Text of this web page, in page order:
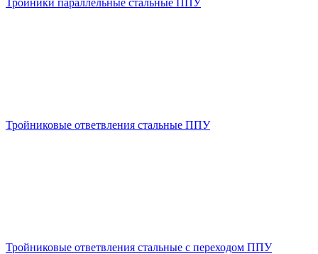
Тройники параллельные стальные ППУ
Тройниковые ответвления стальные ППУ
Тройниковые ответвления стальные с переходом ППУ